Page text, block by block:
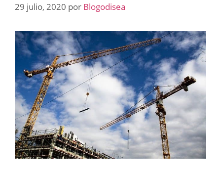
29 julio, 2020 por Blogodisea